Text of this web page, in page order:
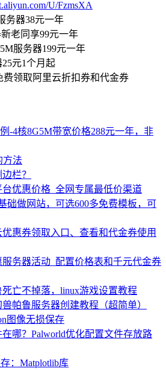
U/FzmsXA
务器38元一年
老同享99元一年
服务器199元一年
元1个月起
费领取阿里云折扣券和代金券
-4核8G5M带宽价格288元一年，非
方法
栏？
台优惠价格_全网专属最低价渠道
础做网站，可选600多免费模板，可
惠券领取入口、查看和代金券使用
服务器活动_配置价格表和千元代金券
亡不掉落，linux游戏设置教程
帕鲁服务器创建教程（超简单）
图像无损保存
哪？Palworld优化配置文件存放路
：Matplotlib库